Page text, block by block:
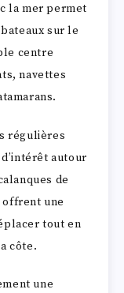
la mer permet
sur le
centre
navettes
régulières
autour
de
offrent une
tout en
côte.
une